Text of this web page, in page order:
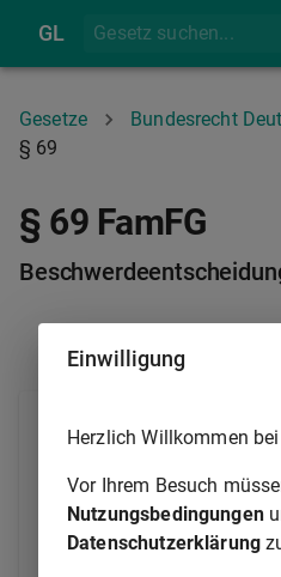
GL
Gesetze Bundesrecht
§ 69
§ 69 FamFG
§ 68
(1) Das Beschwerdegericht
entscheiden. Es darf die
angefochtenen
dann an das Gericht des
zurückverweisen, wenn
Einwilligung
Herzlich Willkommen
Vor Ihrem Besuch
Nutzungsbedingungen
Datenschutzerklärung